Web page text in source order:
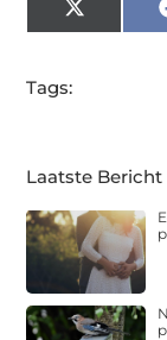
X
(Twitter)
Tags:
Laatste Bericht